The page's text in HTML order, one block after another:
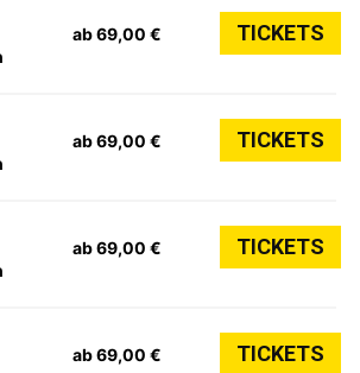
ab 69,00 € TICKETS
ab 69,00 € TICKETS
ab 69,00 € TICKETS
ab 69,00 € TICKETS